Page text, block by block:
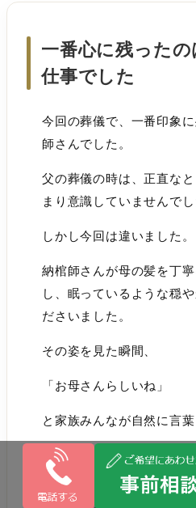
一番心に残った
仕事でした
今回の葬儀で、一番印象
師さんでした。
父の葬儀の時は、正直な
まり意識していませんでし
しかし今回は違いました。
納棺師さんが母の髪を丁
し、眠っているような穏
ださいました。
その姿を見た瞬間、
「お母さんらしいね」
と家族みんなが自然に言葉
亡くなった直後の姿は、
による変化が残っています